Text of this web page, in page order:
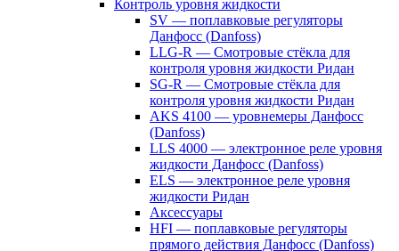
Контроль уровня жидкости
SV — поплавковые регуляторы
Данфосс (Danfoss)
LLG-R — Смотровые стёкла для
контроля уровня жидкости Ридан
SG-R — Смотровые стёкла для
контроля уровня жидкости Ридан
AKS 4100 — уровнемеры Данфосс
(Danfoss)
LLS 4000 — электронное реле уровня
жидкости Данфосс (Danfoss)
ELS — электронное реле уровня
жидкости Ридан
Аксессуары
HFI — поплавковые регуляторы
прямого действия Данфосс (Danfoss)